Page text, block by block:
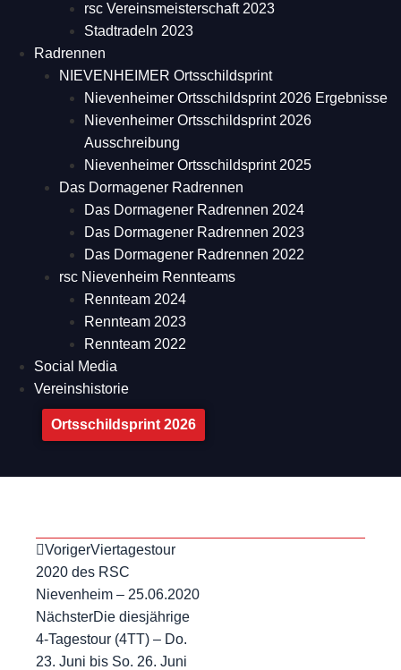
rsc Vereinsmeisterschaft 2023
Stadtradeln 2023
Radrennen
NIEVENHEIMER Ortsschildsprint
Nievenheimer Ortsschildsprint 2026 Ergebnisse
Nievenheimer Ortsschildsprint 2026
Ausschreibung
Nievenheimer Ortsschildsprint 2025
Das Dormagener Radrennen
Das Dormagener Radrennen 2024
Das Dormagener Radrennen 2023
Das Dormagener Radrennen 2022
rsc Nievenheim Rennteams
Rennteam 2024
Rennteam 2023
Rennteam 2022
Social Media
Vereinshistorie
Ortsschildsprint 2026
VorigerViertagestour
2020 des RSC
Nievenheim – 25.06.2020
NächsterDie diesjährige
4-Tagestour (4TT) – Do.
23. Juni bis So. 26. Juni